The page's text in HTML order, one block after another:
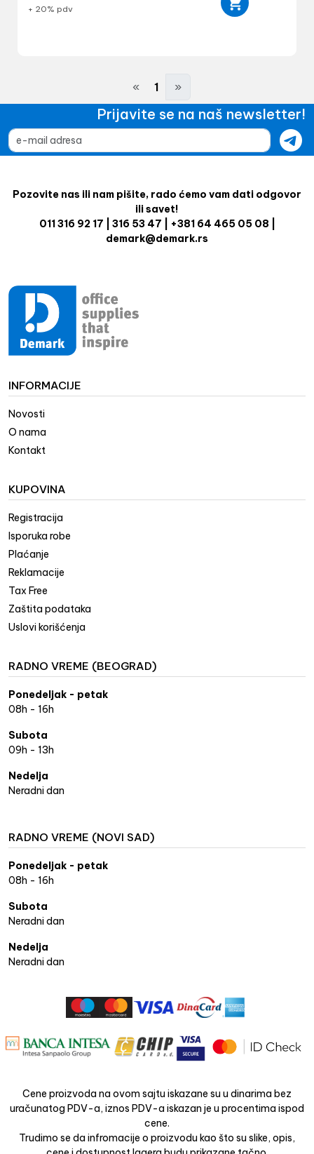
+ 20% pdv
« 1 »
Prijavite se na naš newsletter!
Pozovite nas ili nam pišite, rado ćemo vam dati odgovor
ili savet!
011 316 92 17 | 316 53 47 | +381 64 465 05 08 |
demark@demark.rs
INFORMACIJE
Novosti
O nama
Kontakt
KUPOVINA
Registracija
Isporuka robe
Plaćanje
Reklamacije
Tax Free
Zaštita podataka
Uslovi korišćenja
RADNO VREME (BEOGRAD)
Ponedeljak - petak
08h - 16h
Subota
09h - 13h
Nedelja
Neradni dan
RADNO VREME (NOVI SAD)
Ponedeljak - petak
08h - 16h
Subota
Neradni dan
Nedelja
Neradni dan
Cene proizvoda na ovom sajtu iskazane su u dinarima bez
uračunatog PDV-a, iznos PDV-a iskazan je u procentima ispod
cene.
Trudimo se da infromacije o proizvodu kao što su slike, opis,